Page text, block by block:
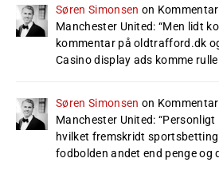
Søren Simonsen on
Manchester United: “Men lidt
kommentar på oldtrafford.dk
Casino display ads komme
Søren Simonsen on
Manchester United: “Personligt
hvilket fremskridt
fodbolden andet end penge og